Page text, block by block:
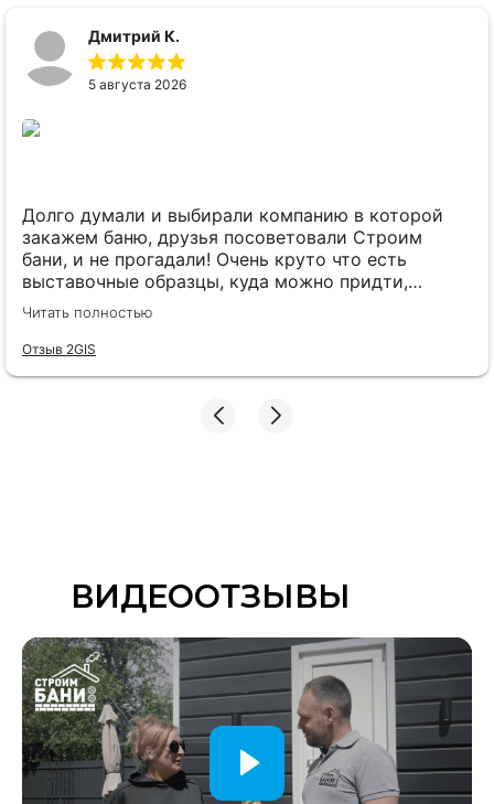
Дмитрий К.
5 августа 2026
Долго думали и выбирали компанию в которой
закажем баню, друзья посоветовали Строим
бани, и не прогадали! Очень круто что есть
выставочные образцы, куда можно придти,
посмотреть, потрогать и понять какой размер
бани нужен именно нам! Ещё один + в том что
предоплата всего 1% и не нужно переживать о
в июне. Хорошая обратная связь, менеджер
Читать полностью
Отзыв 2GIS
ВИДЕООТЗЫВЫ